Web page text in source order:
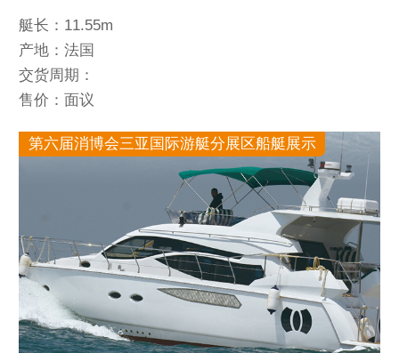
艇长：11.55m
产地：法国
交货周期：
售价：面议
第六届消博会三亚国际游艇分展区船艇展示